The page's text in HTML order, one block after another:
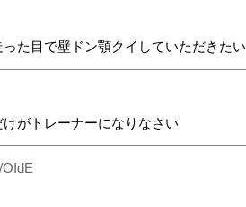
た目で壁ドン顎クイしていただきたい
がトレーナーになりなさい